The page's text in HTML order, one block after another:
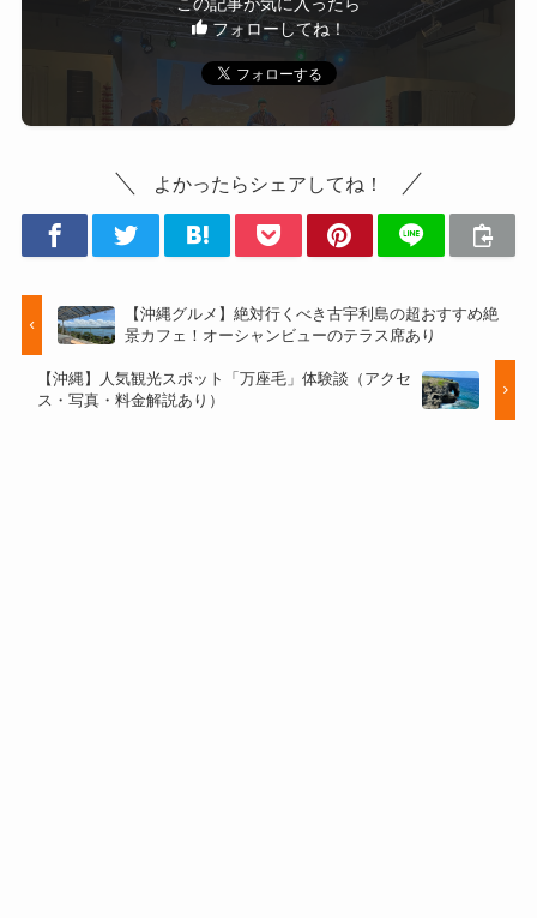
フォローしてね！
よかったらシェアしてね！
【沖縄グルメ】絶対行くべき古宇利島の超おすすめ絶
景カフェ！オーシャンビューのテラス席あり
【沖縄】人気観光スポット「万座毛」体験談（アクセ
ス・写真・料金解説あり）